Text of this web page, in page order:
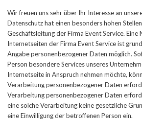
Wir freuen uns sehr über Ihr Interesse an
Datenschutz hat einen besonders hohen
Geschäftsleitung der Firma Event Service. Eine
Internetseiten der Firma Event Service ist
Angabe personenbezogener Daten möglich.
Person besondere Services unseres
Internetseite in Anspruch nehmen möchte,
Verarbeitung personenbezogener Daten
Verarbeitung personenbezogener Daten
eine solche Verarbeitung keine gesetzliche
eine Einwilligung der betroffenen Person ein.